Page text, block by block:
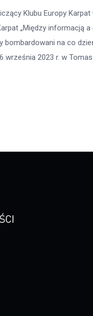
Klubu Europy
„Między informacją
na co
września 2023 r. w